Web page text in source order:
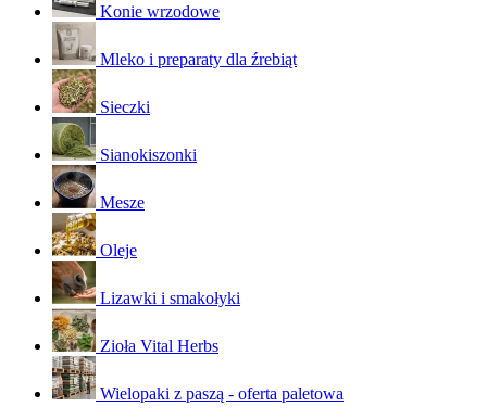
Konie wrzodowe
Mleko i preparaty dla źrebiąt
Sieczki
Sianokiszonki
Mesze
Oleje
Lizawki i smakołyki
Zioła Vital Herbs
Wielopaki z paszą - oferta paletowa